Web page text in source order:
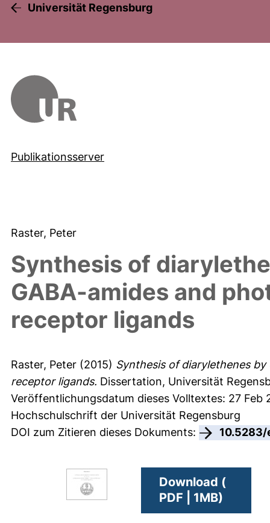
Universität Regensburg
Publikationsserver
Raster, Peter
Synthesis of
GABA-amides and
receptor ligands
Raster, Peter (2015) Synthesis of diarylethenes
receptor ligands. Dissertation, Universität
Veröffentlichungsdatum dieses Volltextes: 27 Feb
Hochschulschrift der Universität Regensburg
DOI zum Zitieren dieses Dokuments:
Download (
PDF | 1MB)